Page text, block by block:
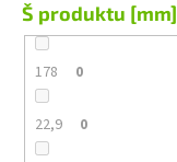
Š produktu [mm]
178 0
22,9 0